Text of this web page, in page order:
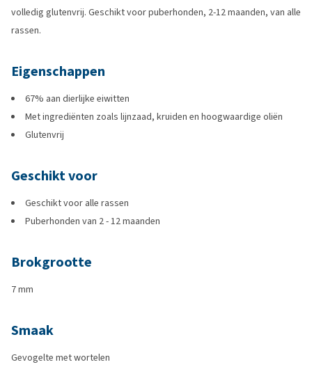
volledig glutenvrij. Geschikt voor puberhonden, 2-12 maanden, van alle
rassen.
Eigenschappen
67% aan dierlijke eiwitten
Met ingrediënten zoals lijnzaad, kruiden en hoogwaardige oliën
Glutenvrij
Geschikt voor
Geschikt voor alle rassen
Puberhonden van 2 - 12 maanden
Brokgrootte
7 mm
Smaak
Gevogelte met wortelen